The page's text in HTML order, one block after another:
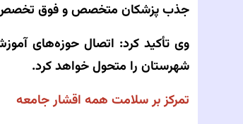
جذب پزشکان متخصص و فوق تخصص
وی تأکید کرد: اتصال حوزه‌های
شهرستان را متحول خواهد کرد.
تمرکز بر سلامت همه اقشار جامعه